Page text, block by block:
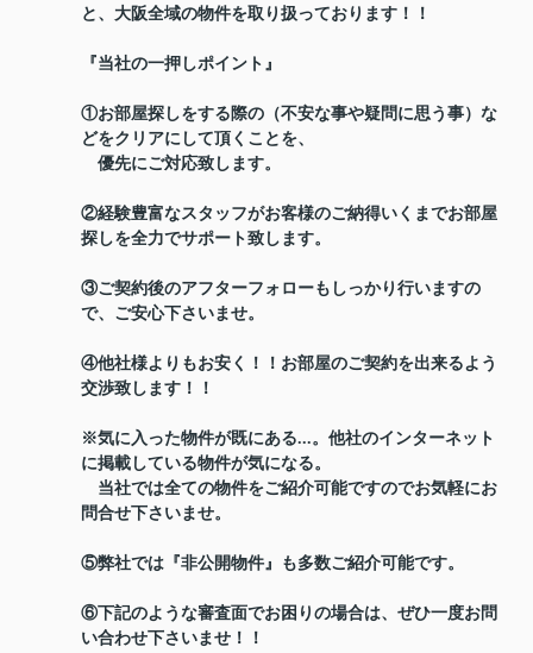
と、大阪全域の物件を取り扱っております！！
『当社の一押しポイント』
①お部屋探しをする際の（不安な事や疑問に思う事）な
どをクリアにして頂くことを、
優先にご対応致します。
②経験豊富なスタッフがお客様のご納得いくまでお部屋
探しを全力でサポート致します。
③ご契約後のアフターフォローもしっかり行いますの
で、ご安心下さいませ。
④他社様よりもお安く！！お部屋のご契約を出来るよう
交渉致します！！
※気に入った物件が既にある...。他社のインターネット
に掲載している物件が気になる。
当社では全ての物件をご紹介可能ですのでお気軽にお
問合せ下さいませ。
⑤弊社では『非公開物件』も多数ご紹介可能です。
⑥下記のような審査面でお困りの場合は、ぜひ一度お問
い合わせ下さいませ！！